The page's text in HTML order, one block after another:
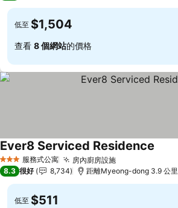
低至 $1,504
查看 8 個網站的價格
3 星級 服務式公寓 房內廚房設施查看價格
Ever8 Serviced Residence
8.3 很好 8,734 距離Myeong-dong 3.9 公里
低至 $511